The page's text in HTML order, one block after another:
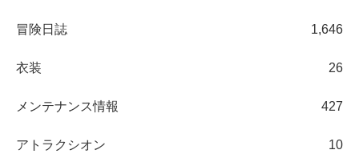
冒険日誌 1,646
衣装 26
メンテナンス情報 427
アトラクシオン 10